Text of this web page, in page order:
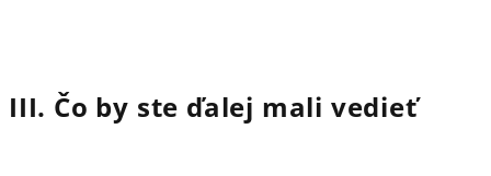
III. Čo by ste ďalej mali vedieť